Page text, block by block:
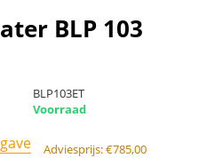
BLP 103
BLP103ET
Voorraad
Adviesprijs:€785,00